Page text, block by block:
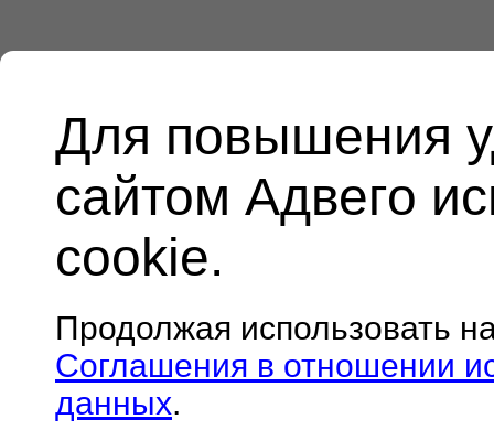
Для повышения
сайтом Адвего
cookie.
Продолжая использовать
Соглашения в отношении
данных.